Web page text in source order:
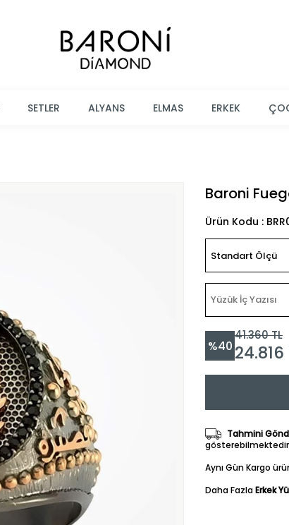
SETLER ALYANS ELMAS ERKEK
Baroni
Ürün Kodu :
%40
41.360TL
24.816
Tahmini
Aynı Gün Kargo
Daha FazlaErkek